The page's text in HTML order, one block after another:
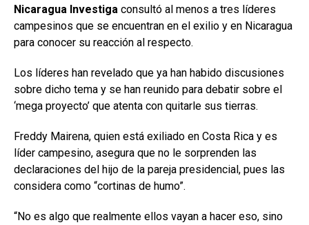
Nicaragua Investiga consultó al menos a tres líderes
campesinos que se encuentran en el exilio y en Nicaragua
para conocer su reacción al respecto.
Los líderes han revelado que ya han habido discusiones
sobre dicho tema y se han reunido para debatir sobre el
‘mega proyecto’ que atenta con quitarle sus tierras.
Freddy Mairena, quien está exiliado en Costa Rica y es
líder campesino, asegura que no le sorprenden las
declaraciones del hijo de la pareja presidencial, pues las
considera como “cortinas de humo”.
“No es algo que realmente ellos vayan a hacer eso, sino